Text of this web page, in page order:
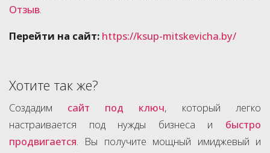
Отзыв
Перейти на сайт: https://ksup-mitskevicha.by/
Хотите так же?
Создадим сайт под ключ, который легко
настраивается под нужды бизнеса и быстро
продвигается . Вы получите мощный имиджевый и